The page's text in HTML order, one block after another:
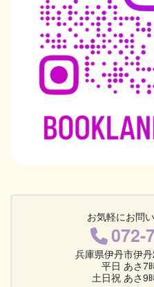
お気軽にお問
072-
兵庫県伊丹市伊
平日 あさ7
土日祝 あさ9